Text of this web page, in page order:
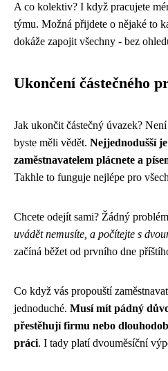
A co kolektiv? I když pracujete
týmu. Možná přijdete o nějaké to
dokáže zapojit všechny - bez
Ukončení částečného
Jak ukončit částečný úvazek?
byste měli vědět. Nejjednodušší
zaměstnavatelem plácnete a
Takhle to funguje nejlépe pro
Chcete odejít sami? Žádný
uvádět nemusíte, a počítejte s
začíná běžet od prvního dne
Co když vás propouští
jednoduché. Musí mít pádný
přestěhují firmu nebo
práci. I tady platí dvouměsíční